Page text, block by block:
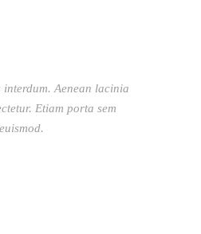
Aenean lacinia
Etiam porta sem